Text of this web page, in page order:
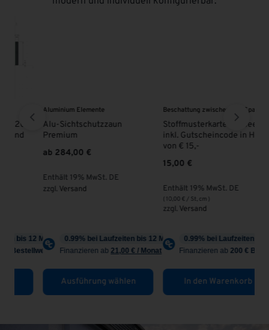
Aluminium Elemente
Alu-Sichtschutzzaun
Premium
284,00€
Enthält 19% MwSt. DE
Versand
Ausführung wählen
Beschattung zwischen den Sparren
Stoffmusterkarte Plissees
inkl. Gutscheincode in Höhe
von € 15,-
€
Enthält 19% MwSt. DE
/ St, cm )
Versand
In den Warenkorb